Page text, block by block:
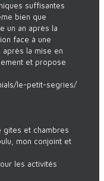
suffisantes
bien que
un an après la
face à une
la mise en
et propose
le-petit-segries/
gites et chambres
mon conjoint et
les activités